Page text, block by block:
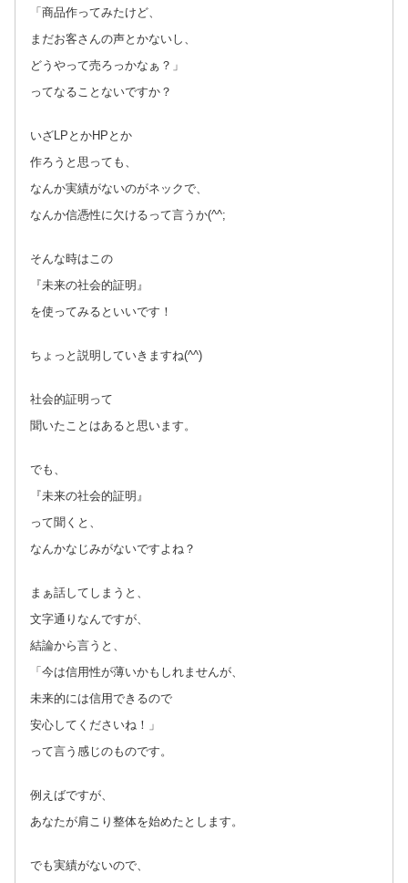
「商品作ってみたけど、
まだお客さんの声とかないし、
どうやって売ろっかなぁ？」
ってなることないですか？
いざLPとかHPとか
作ろうと思っても、
なんか実績がないのがネックで、
なんか信憑性に欠けるって言うか(^^;
そんな時はこの
『未来の社会的証明』
を使ってみるといいです！
ちょっと説明していきますね(^^)
社会的証明って
聞いたことはあると思います。
でも、
『未来の社会的証明』
って聞くと、
なんかなじみがないですよね？
まぁ話してしまうと、
文字通りなんですが、
結論から言うと、
「今は信用性が薄いかもしれませんが、
未来的には信用できるので
安心してくださいね！」
って言う感じのものです。
例えばですが、
あなたが肩こり整体を始めたとします。
でも実績がないので、